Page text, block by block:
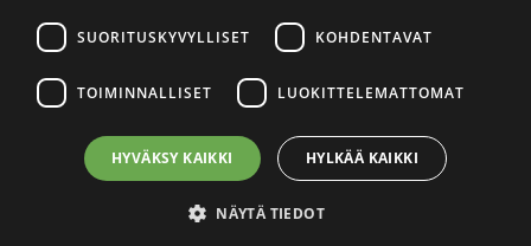
Jälleenmyyjät
Tapahtumat
Teuvo Louhisola Oy. Verkkosivutoteutus:Avoin.Systems
Rekisteri- ja tietosuojaseloste
SUORITUSKYVYLLISET KOHDENTAVAT
TOIMINNALLISET LUOKITTELEMATTOMAT
HYVÄKSY KAIKKI HYLKÄÄ KAIKKI
NÄYTÄ TIEDOT